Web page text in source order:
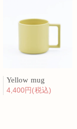
Yellow mug
4,400円(税込)